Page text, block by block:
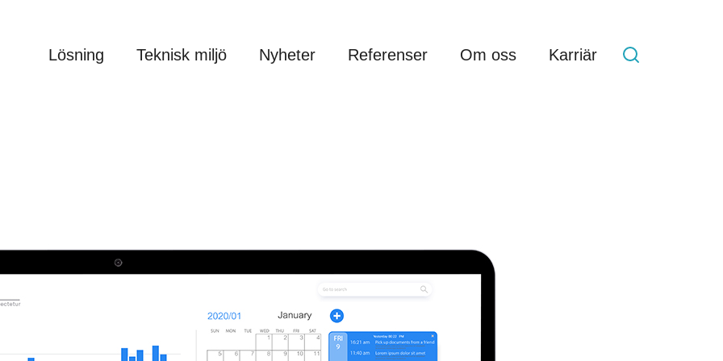
Lösning Teknisk miljö Nyheter Referenser Om oss Karriär